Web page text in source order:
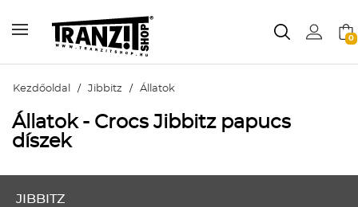
0
Kezdőoldal / Jibbitz / Állatok
Állatok - Crocs Jibbitz papucs
díszek
JIBBITZ